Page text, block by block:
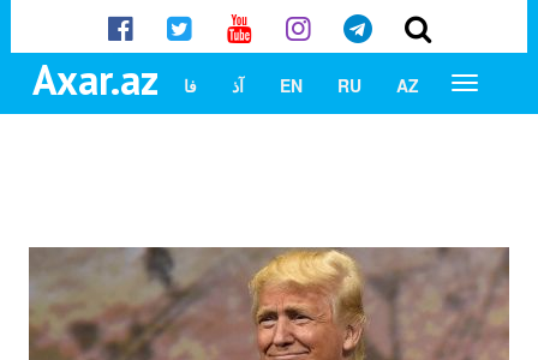
Axar.az AZ
RU
EN آذ فا